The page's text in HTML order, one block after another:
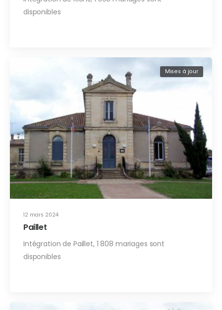
disponibles
12 mars 2024
Mises à jour
Paillet
Intégration de Paillet, 1 808 mariages sont
disponibles